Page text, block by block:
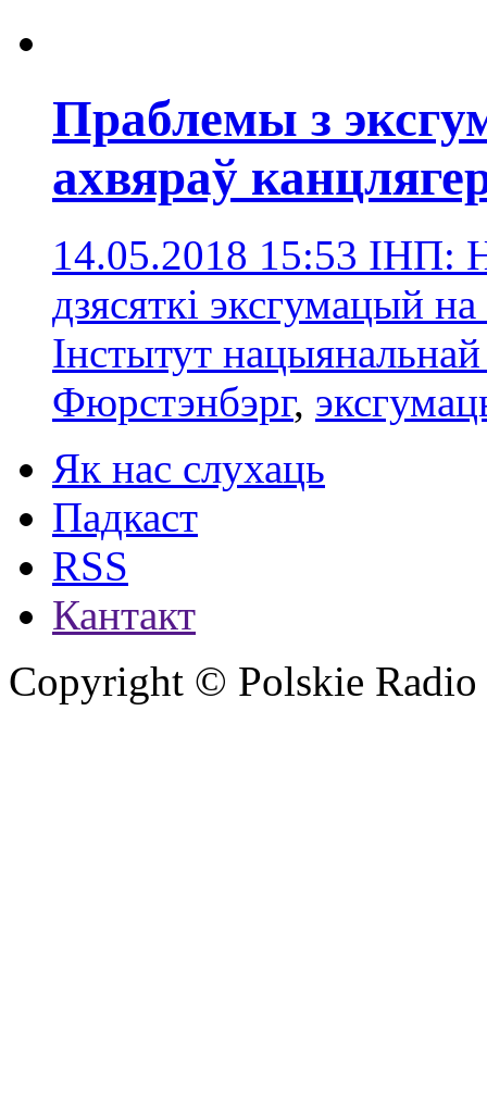
Праблемы з
ахвяраў
14.05.2018 15:53 ІНП:
дзясяткі эксгумацый
Інстытут
Фюрстэнбэрг,
Як нас слухаць
Падкаст
RSS
Кантакт
Copyright © Polskie